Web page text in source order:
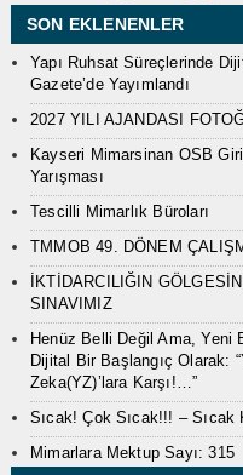
SON EKLENENLER
Yapı Ruhsat Süreçlerinde
Gazete’de Yayımlandı
2027 YILI AJANDASI
Kayseri Mimarsinan OSB
Yarışması
Tescilli Mimarlık Büroları
TMMOB 49. DÖNEM
İKTİDARCILIĞIN
SINAVIMIZ
Henüz Belli Değil Ama, Yeni
Dijital Bir Başlangıç Olarak:
Zeka(YZ)’lara Karşı!…”
Sıcak! Çok Sıcak!!! – Sıcak
Mimarlara Mektup Sayı: 315